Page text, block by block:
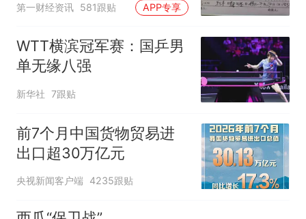
第一财经资讯 581跟贴 APP专享
WTT横滨冠军赛：国乒男
单无缘八强
新华社 7跟贴
前7个月中国货物贸易进
出口超30万亿元
央视新闻客户端 4235跟贴